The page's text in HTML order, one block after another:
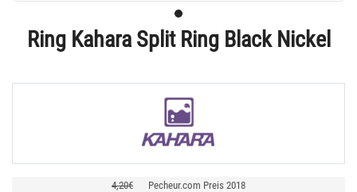
Ring Kahara Split Ring Black Nickel
4,20€ Pecheur.com Preis 2018